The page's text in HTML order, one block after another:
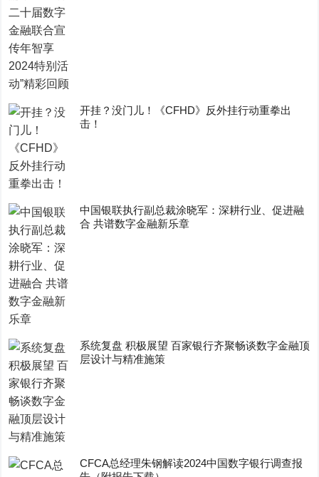
开挂？没门儿！《CFHD》反外挂行动重拳出
击！
中国银联执行副总裁涂晓军：深耕行业、促进融
合 共谱数字金融新乐章
系统复盘 积极展望 百家银行齐聚畅谈数字金融顶
层设计与精准施策
CFCA总经理朱钢解读2024中国数字银行调查报